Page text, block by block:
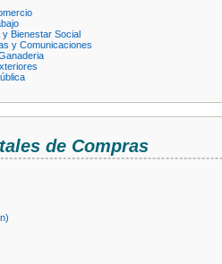
y Bienestar Social
y Comunicaciones
de Compras